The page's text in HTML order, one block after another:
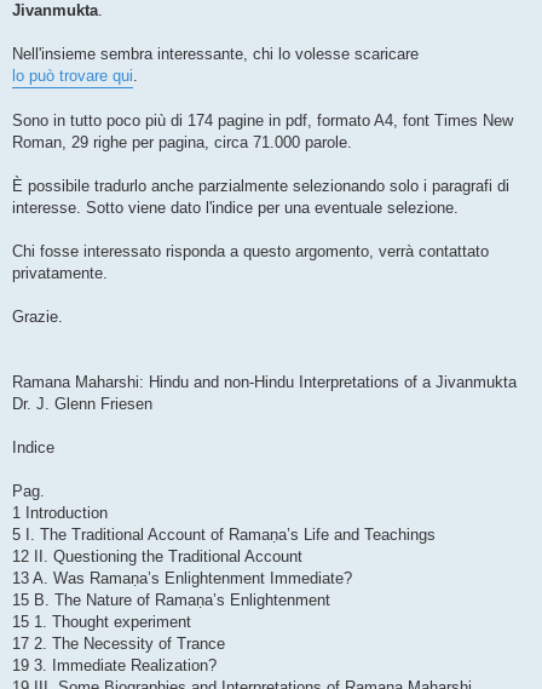
Jivanmukta.
Nell'insieme sembra interessante, chi lo volesse scaricare
lo può trovare qui.
Sono in tutto poco più di 174 pagine in pdf, formato A4, font Times New
Roman, 29 righe per pagina, circa 71.000 parole.
È possibile tradurlo anche parzialmente selezionando solo i paragrafi di
interesse. Sotto viene dato l'indice per una eventuale selezione.
Chi fosse interessato risponda a questo argomento, verrà contattato
privatamente.
Grazie.
Ramana Maharshi: Hindu and non-Hindu Interpretations of a Jivanmukta
Dr. J. Glenn Friesen
Indice
Pag.
1 Introduction
5 I. The Traditional Account of Ramaṇa’s Life and Teachings
12 II. Questioning the Traditional Account
13 A. Was Ramaṇa’s Enlightenment Immediate?
15 B. The Nature of Ramaṇa’s Enlightenment
15 1. Thought experiment
17 2. The Necessity of Trance
19 3. Immediate Realization?